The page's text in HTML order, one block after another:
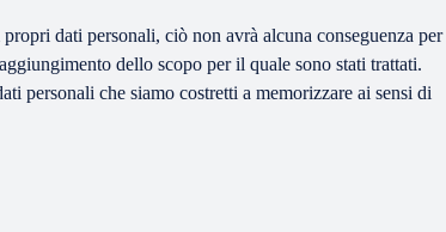
dati personali, ciò non avrà alcuna conseguenza per
dello scopo per il quale sono stati trattati.
personali che siamo costretti a memorizzare ai sensi di